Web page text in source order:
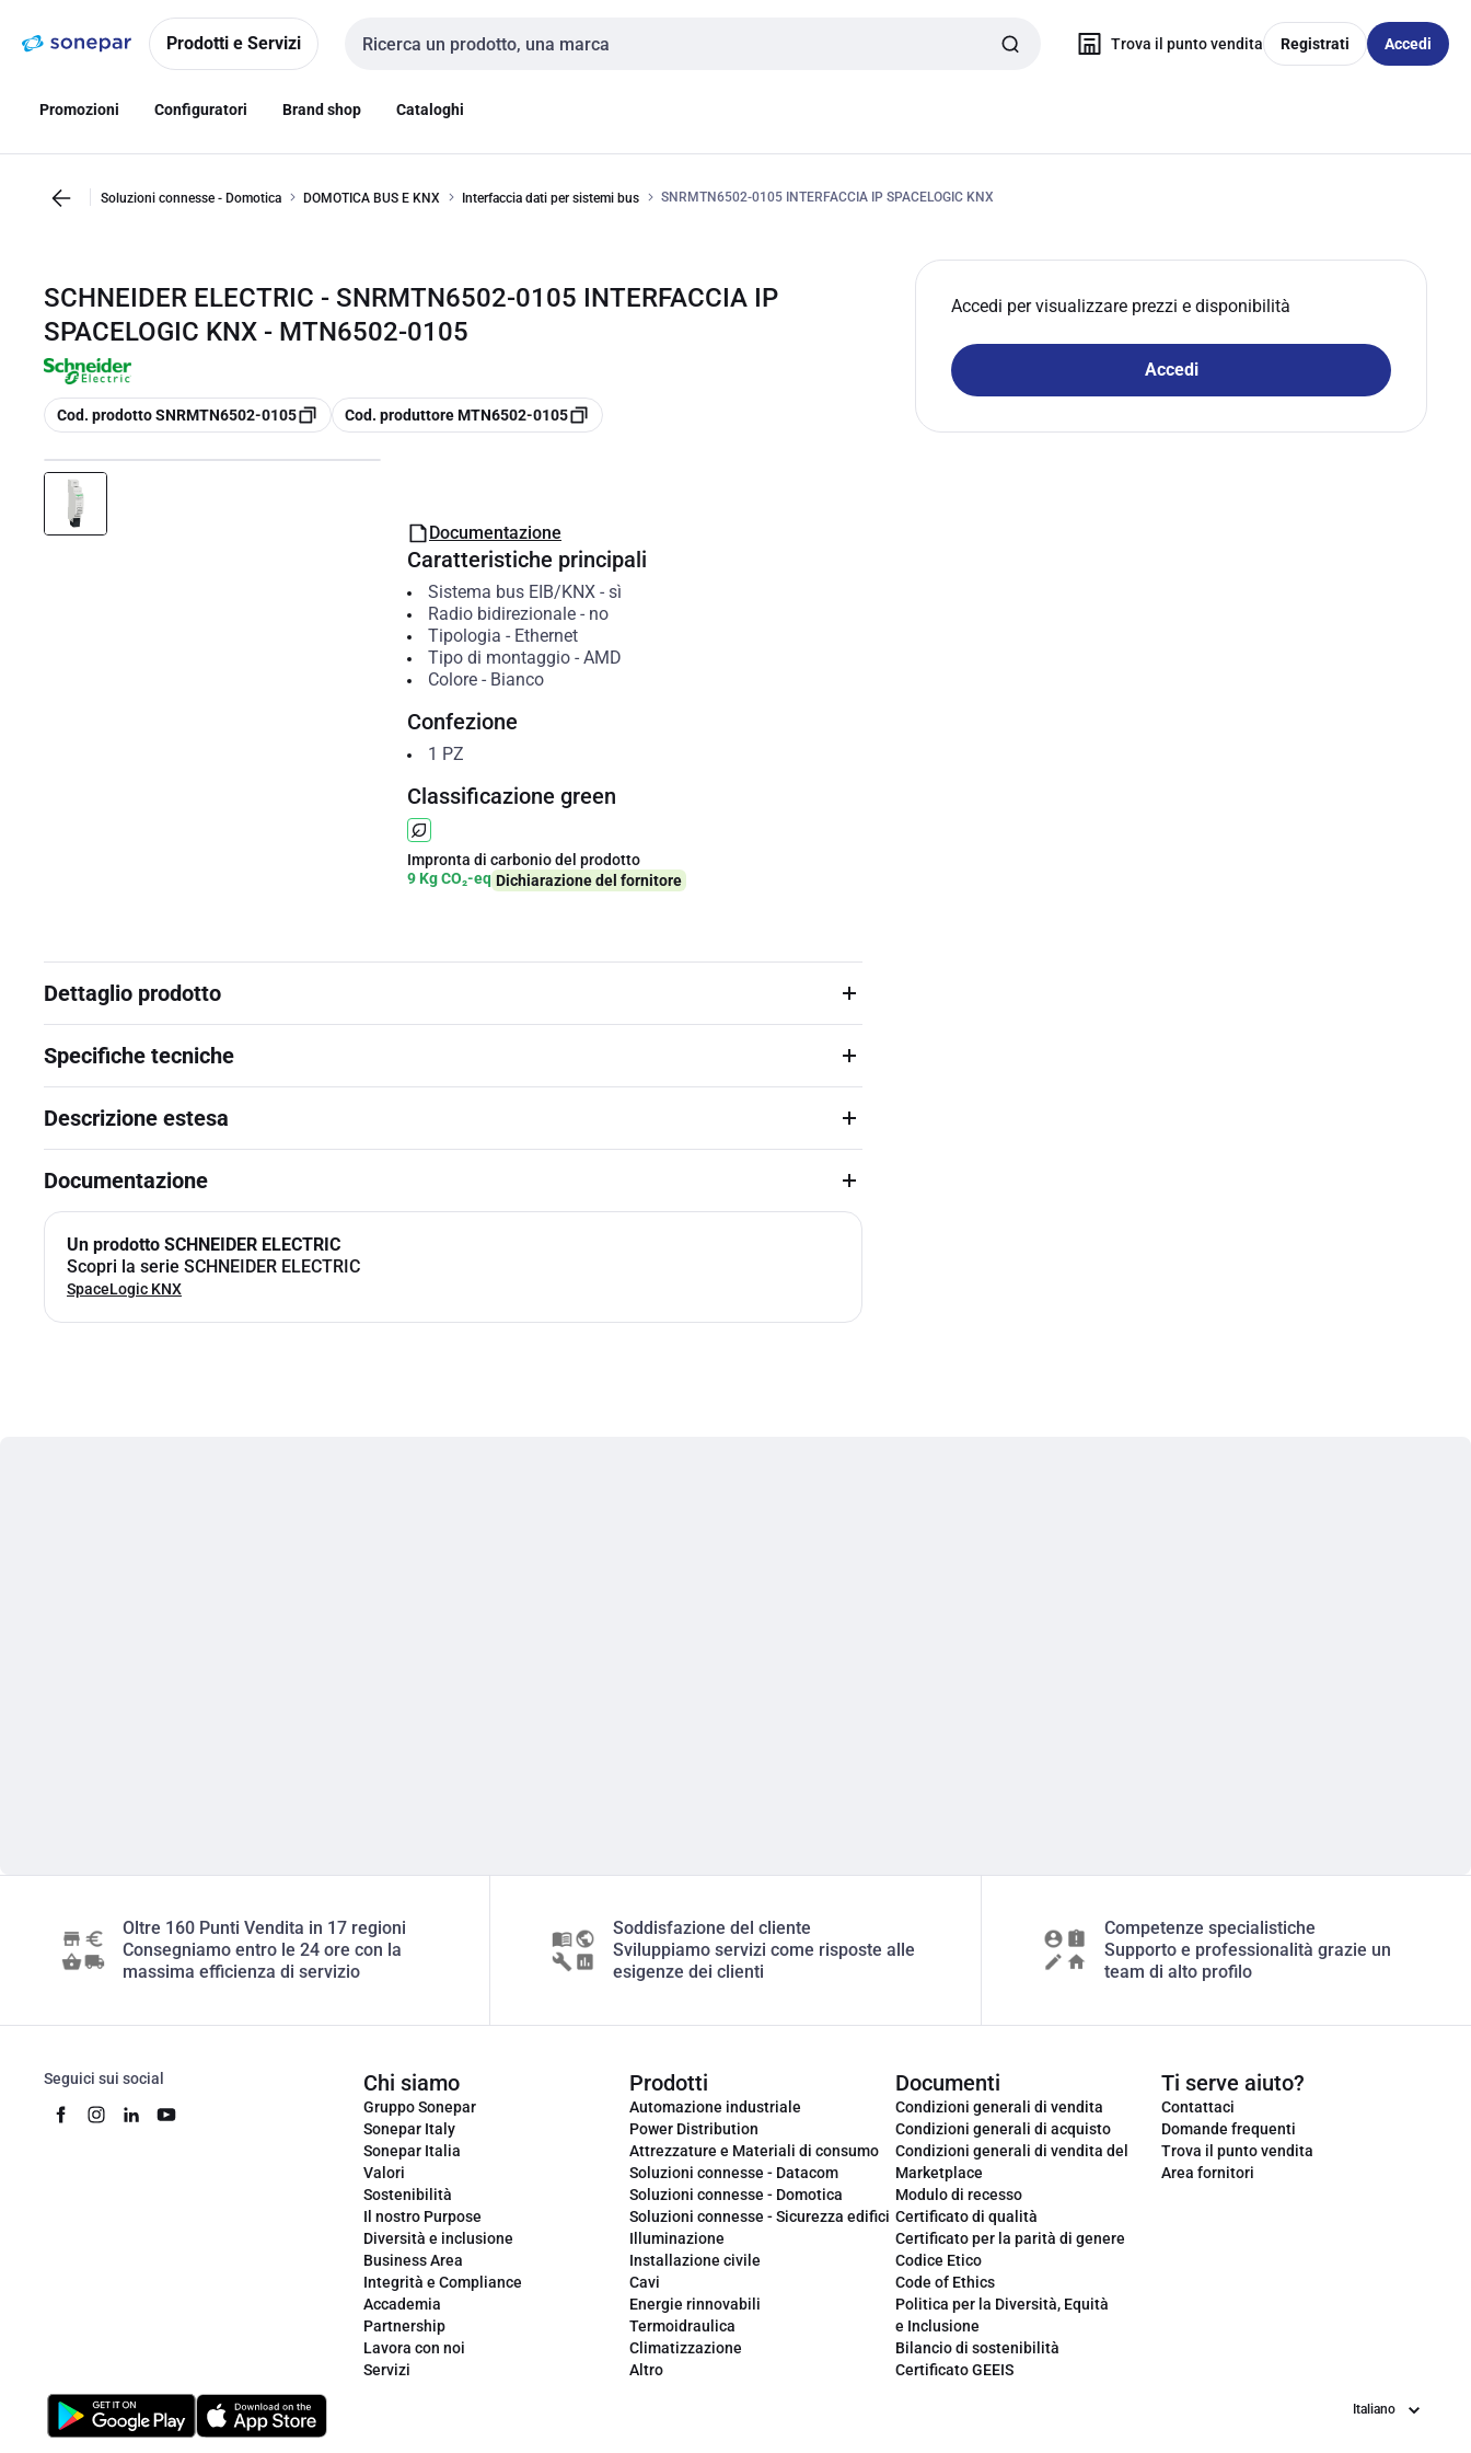
navigazionealla
Prodotti e Servizi
Cerca input
Trova il punto vendita Registrati Accedi
Promozioni Configuratori Brand shop Cataloghi
Soluzioni connesse - Domotica DOMOTICA BUS E KNX Interfaccia dati per sistemi bus SNRMTN6502-0105 INTERFACCIA IP SPACELOGIC KNX
SCHNEIDER ELECTRIC - SNRMTN6502-0105 INTERFACCIA IP
SPACELOGIC KNX - MTN6502-0105
copia
Cod. prodotto SNRMTN6502-0105 copia
Cod. produttore MTN6502-0105
Accedi per visualizzare prezzi e disponibilità
Accedi
Documentazione
Caratteristiche principali
Sistema bus EIB/KNX- sì
Radio bidirezionale- no
Tipologia - Ethernet
Tipo di montaggio- AMD
Colore- Bianco
Confezione
1 PZ
Classificazione green
Impronta di carbonio del prodotto
9 Kg CO₂-eq Dichiarazione del fornitore
Dettaglio prodotto
Specifiche tecniche
Descrizione estesa
Documentazione
Un prodotto SCHNEIDER ELECTRIC
Scopri la serie SCHNEIDER ELECTRIC
SpaceLogic KNX
Oltre 160 Punti Vendita in 17 regioni
Consegniamo entro le 24 ore con la
massima efficienza di servizio
Soddisfazione del cliente
Sviluppiamo servizi come risposte alle
esigenze dei clienti
Competenze specialistiche
Supporto e professionalità grazie un
team di alto profilo
Seguici sui social Chi siamo
Gruppo Sonepar
Sonepar Italy
Sonepar Italia
Valori
Sostenibilità
Il nostro Purpose
Diversità e inclusione
Business Area
Integrità e Compliance
Accademia
Partnership
Lavora con noi
Servizi
Prodotti
Automazione industriale
Power Distribution
Attrezzature e Materiali di consumo
Soluzioni connesse - Datacom
Soluzioni connesse - Domotica
Soluzioni connesse - Sicurezza edifici
Illuminazione
Installazione civile
Cavi
Energie rinnovabili
Termoidraulica
Climatizzazione
Altro
Documenti
Condizioni generali di vendita
Condizioni generali di acquisto
Condizioni generali di vendita del
Marketplace
Modulo di recesso
Certificato di qualità
Certificato per la parità di genere
Codice Etico
Code of Ethics
Politica per la Diversità, Equità
e Inclusione
Bilancio di sostenibilità
Certificato GEEIS
Ti serve aiuto?
Contattaci
Domande frequenti
Trova il punto vendita
Area fornitori
Lingua